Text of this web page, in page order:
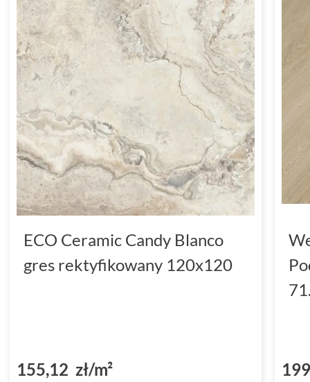
ECO Ceramic Candy Blanco
gres rektyfikowany 120x120
155,12 zł/m²